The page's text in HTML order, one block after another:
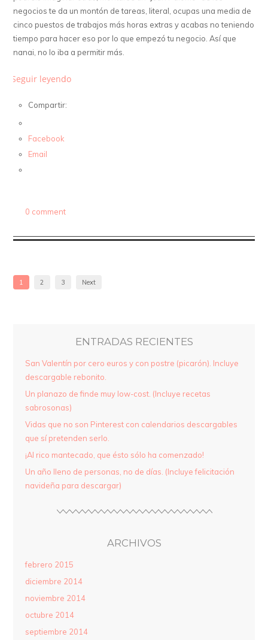
negocios te da un montón de tareas, literal, ocupas una media de
cinco puestos de trabajos más horas extras y acabas no teniendo
tiempo para hacer eso por lo que empezó tu negocio. Así que
nanai, no lo iba a permitir más.
Seguir leyendo
Compartir:
Facebook
Email
0 comment
1 2 3 Next
ENTRADAS RECIENTES
San Valentín por cero euros y con postre (picarón). Incluye
descargable rebonito.
Un planazo de finde muy low-cost. (Incluye recetas
sabrosonas)
Vidas que no son Pinterest con calendarios descargables
que sí pretenden serlo.
¡Al rico mantecado, que ésto sólo ha comenzado!
Un año lleno de personas, no de días. (Incluye felicitación
navideña para descargar)
ARCHIVOS
febrero 2015
diciembre 2014
noviembre 2014
octubre 2014
septiembre 2014